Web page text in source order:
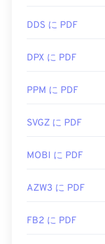
DDS に PDF
DPX に PDF
PPM に PDF
SVGZ に PDF
MOBI に PDF
AZW3 に PDF
FB2 に PDF